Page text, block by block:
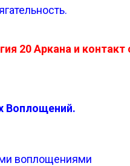
20 Аркана и
Воплощений.
воплощениями